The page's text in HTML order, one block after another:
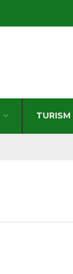
TURISM